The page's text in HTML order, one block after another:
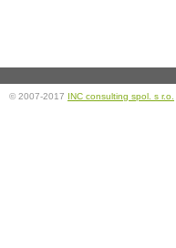
© 2007-2017 INC consulting spol. s r.o.